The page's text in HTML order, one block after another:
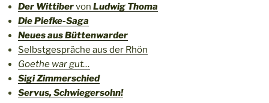
Der Wittibervon Ludwig Thoma
Die Piefke-Saga
Neues aus Büttenwarder
Selbstgespräche aus der Rhön
Goethe war gut…
Sigi Zimmerschied
Servus, Schwiegersohn!